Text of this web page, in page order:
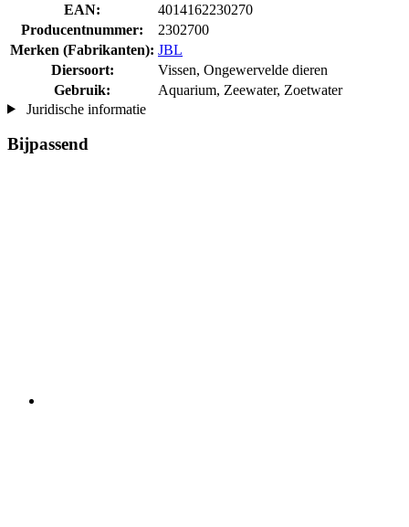
EAN:
4014162230270
Producentnummer:
2302700
Merken (Fabrikanten): JBL
Diersoort:
Vissen, Ongewervelde dieren
Gebruik:
Aquarium, Zeewater, Zoetwater
Juridische informatie
Bijpassend